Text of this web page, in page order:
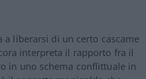
a liberarsi di un certo cascame
interpreta il rapporto fra il
in uno schema conflittuale in